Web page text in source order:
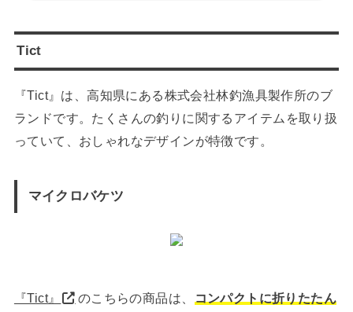
Tict
『Tict』は、高知県にある株式会社林釣漁具製作所のブ
ランドです。たくさんの釣りに関するアイテムを取り扱
っていて、おしゃれなデザインが特徴です。
マイクロバケツ
『Tict』 のこちらの商品は、
コンパクトに折りたたん